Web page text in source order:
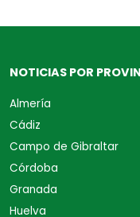
NOTICIAS POR
Almería
Cádiz
Campo de Gibraltar
Córdoba
Granada
Huelva